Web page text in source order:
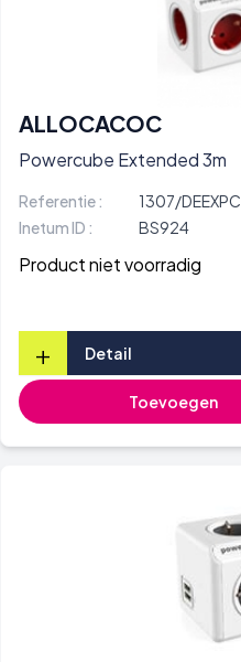
ALLOCACOC
Powercube Extended 3m
Referentie :
1307/DEEXPC
Inetum ID :
BS924
Product niet voorradig
+ Detail
Toevoegen